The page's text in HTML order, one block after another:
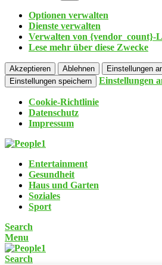
Optionen verwalten
Dienste verwalten
Verwalten von {vendor_count}-
Lese mehr über diese Zwecke
Akzeptieren Ablehnen
Einstellungen
Einstellungen speichern
Einstellungen
Cookie-Richtlinie
Datenschutz
Impressum
Entertainment
Gesundheit
Haus und Garten
Soziales
Sport
Search
Menu
Search